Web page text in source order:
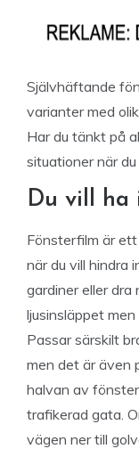
Självhäftande
varianter med
Har du tänkt på
situationer när
Du vill ha
Fönsterfilm är
när du vill hindra
gardiner eller dra
ljusinsläppet
Passar särskilt
men det är även
halvan av
trafikerad gata.
vägen ner till